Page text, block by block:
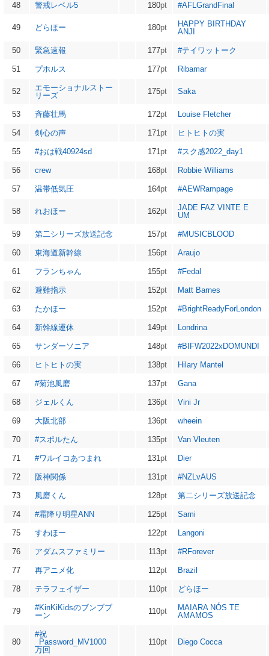
48 警戒レベル5 180pt #AFLGrandFinal
49 どらほー 180pt
HAPPY BIRTHDAY
ANJI
50 緊急速報 177pt #テイワットーク
51 プホルス 177pt Ribamar
52
エモーショナルストー
リーズ
175pt Saka
53 斉藤壮馬 172pt Louise Fletcher
54 剣心の声 171pt ヒトヒトの実
55 #おは戦40924sd 171pt #スク感2022_day1
56 crew 168pt Robbie Williams
57 温帯低気圧 164pt #AEWRampage
58 れおほー 162pt
JADE FAZ VINTE E
UM
59 第二シリーズ放送記念 157pt #MUSICBLOOD
60 東海道新幹線 156pt Araujo
61 フランちゃん 155pt #Fedal
62 避難指示 152pt Matt Barnes
63 たかほー 152pt #BrightReadyForLondon
64 新幹線運休 149pt Londrina
65 サンダーソニア 148pt #BIFW2022xDOMUNDI
66 ヒトヒトの実 138pt Hilary Mantel
67 #菊池風磨 137pt Gana
68 ジェルくん 136pt Vini Jr
69 大阪北部 136pt wheein
70 #スポルたん 135pt Van Vleuten
71 #ワルイコあつまれ 131pt Dier
72 阪神関係 131pt #NZLvAUS
73 風磨くん 128pt 第二シリーズ放送記念
74 #霜降り明星ANN 125pt Sami
75 すわほー 122pt Langoni
76 アダムスファミリー 113pt #RForever
77 再アニメ化 112pt Brazil
78 テラフェイザー 110pt どらほー
79
#KinKiKidsのブンブブ
ーン
110pt
MAIARA NÓS TE
AMAMOS
80
#祝
_Password_MV1000
万回
110pt Diego Cocca